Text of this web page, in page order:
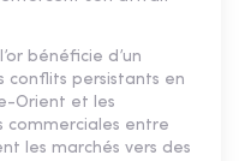
bénéficie d’un
conflits persistants en
Orient et les
commerciales entre
les marchés vers des